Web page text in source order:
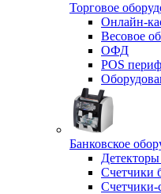
Торговое
Онлайн-
Весовое
ОФД
POS
Банковское
Счетчики